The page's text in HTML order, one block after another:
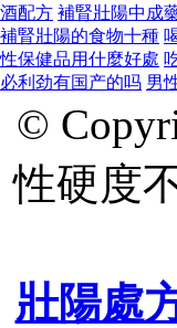
酒配方 補腎壯陽中成
補腎壯陽的食物十種
性保健品用什麼好處
必利劲有国产的吗 男
©
性硬度
壯陽處